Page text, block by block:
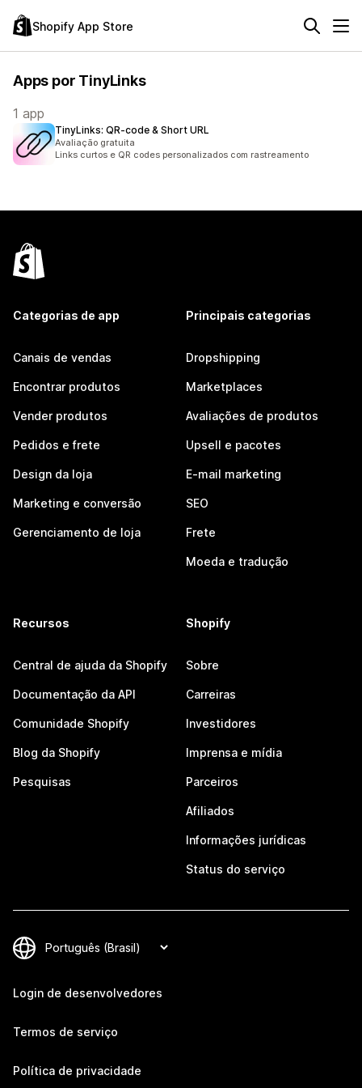
Shopify App Store
Apps por TinyLinks
1 app
TinyLinks: QR‑code & Short URL
Avaliação gratuita
Links curtos e QR codes personalizados com rastreamento
Categorias de app
Canais de vendas
Encontrar produtos
Vender produtos
Pedidos e frete
Design da loja
Marketing e conversão
Gerenciamento de loja
Principais categorias
Dropshipping
Marketplaces
Avaliações de produtos
Upsell e pacotes
E-mail marketing
SEO
Frete
Moeda e tradução
Recursos
Central de ajuda da Shopify
Documentação da API
Comunidade Shopify
Blog da Shopify
Pesquisas
Shopify
Sobre
Carreiras
Investidores
Imprensa e mídia
Parceiros
Afiliados
Informações jurídicas
Status do serviço
Login de desenvolvedores
Termos de serviço
Política de privacidade